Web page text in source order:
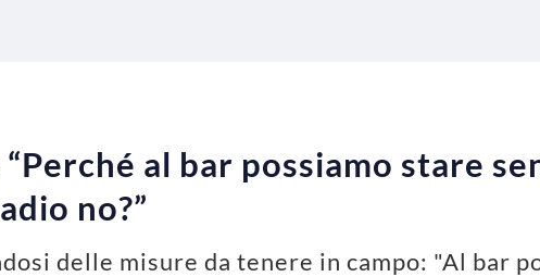
“Perché al bar possiamo stare
no?”
delle misure da tenere in campo: "Al bar